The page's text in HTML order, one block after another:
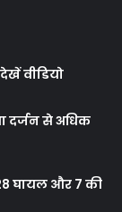
वीडियो
दर्जन से अधिक
28 घायल और 7 की